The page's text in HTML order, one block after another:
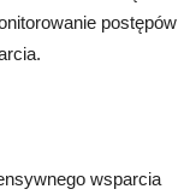
postępów
wsparcia